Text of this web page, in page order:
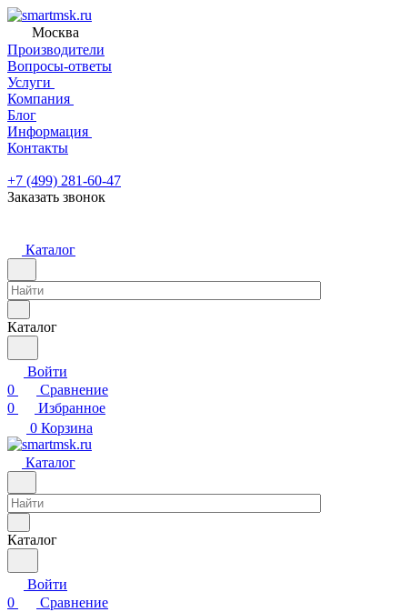
Москва
Производители
Вопросы-ответы
Услуги
Компания
Блог
Информация
Контакты
+7 (499) 281-60-47
Заказать звонок
Каталог
Каталог
Войти
0
Сравнение
0
Избранное
0 Корзина
Каталог
Каталог
Войти
0
Сравнение